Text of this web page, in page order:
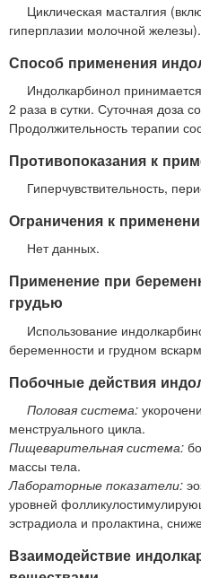
Циклическая масталгия
гиперплазии молочной железы).
Способ применения
Индолкарбинол
2 раза в сутки. Суточная доза
Продолжительность терапии
Противопоказания к
Гиперчувствительность,
Ограничения к
Нет данных.
Применение при
грудью
Использование
беременности и грудном
Побочные действия
Половая система:
менструального цикла.
Пищеварительная система:
массы тела.
Лабораторные показатели:
уровней
эстрадиола и пролактина,
Взаимодействие